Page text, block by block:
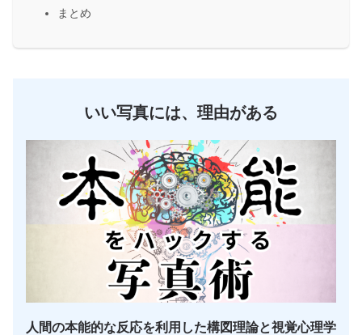
まとめ
いい写真には、理由がある
人間の本能的な反応を利用した構図理論と視覚心理学